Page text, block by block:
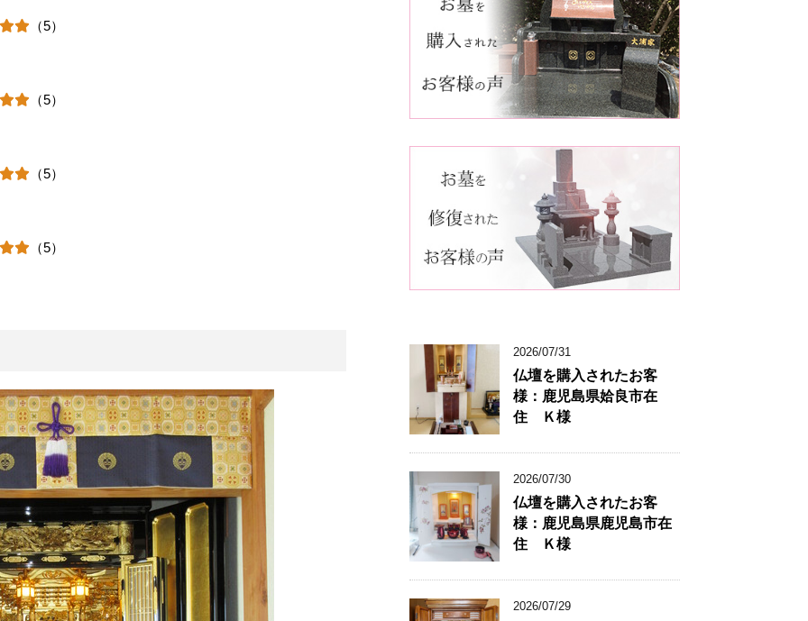
（5）
（5）
（5）
（5）
2026/07/31
仏壇を購入されたお客
様：鹿児島県姶良市在
住 Ｋ様
2026/07/30
仏壇を購入されたお客
様：鹿児島県鹿児島市在
住 Ｋ様
2026/07/29